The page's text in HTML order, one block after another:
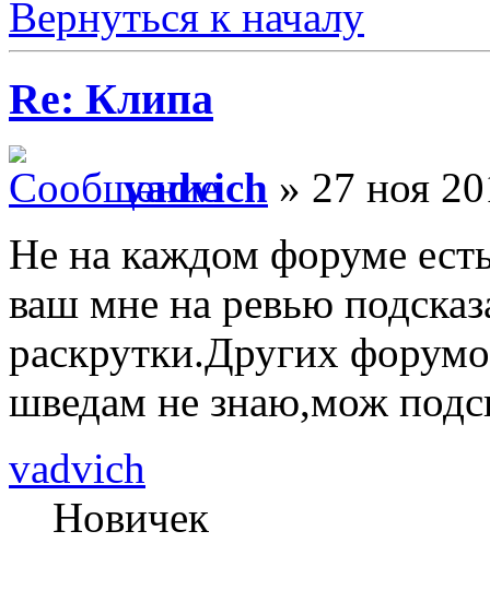
Вернуться к началу
Re: Клипа
vadvich » 27 ноя
Не на каждом форуме
ваш мне на ревью
раскрутки.Других
шведам не знаю,мож
vadvich
Новичек